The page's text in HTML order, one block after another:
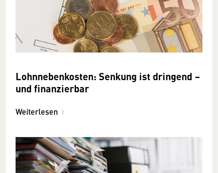
Lohnnebenkosten: Senkung ist dringend –
und finanzierbar
Weiterlesen